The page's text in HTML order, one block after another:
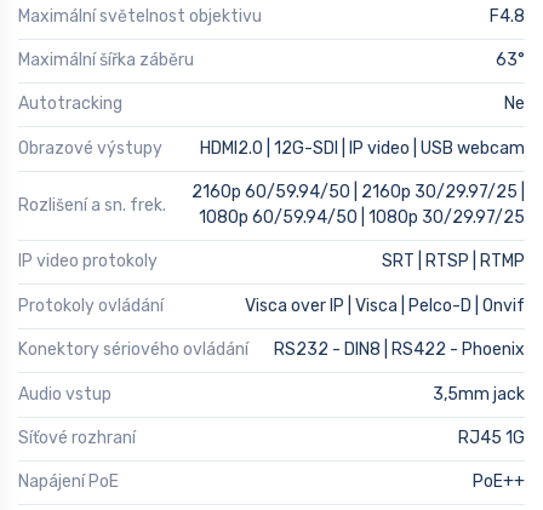
Maximální světelnost objektivu F4.8
Maximální šířka záběru 63°
Autotracking Ne
Obrazové výstupy HDMI2.0 | 12G-SDI | IP video | USB webcam
Rozlišení a sn. frek.
2160p 60/59.94/50 | 2160p 30/29.97/25 |
1080p 60/59.94/50 | 1080p 30/29.97/25
IP video protokoly SRT | RTSP | RTMP
Protokoly ovládání Visca over IP | Visca | Pelco-D | Onvif
Konektory sériového ovládání RS232 - DIN8 | RS422 - Phoenix
Audio vstup 3,5mm jack
Síťové rozhraní RJ45 1G
Napájení PoE PoE++